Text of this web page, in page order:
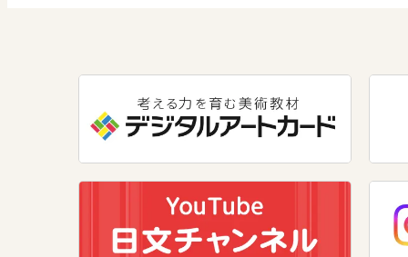
美術
道徳